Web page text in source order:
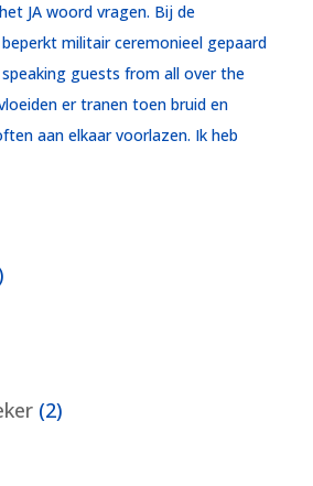
JA woord vragen. Bij de
militair ceremonieel gepaard
guests from all over the
er tranen toen bruid en
aan elkaar voorlazen. Ik heb
(2)